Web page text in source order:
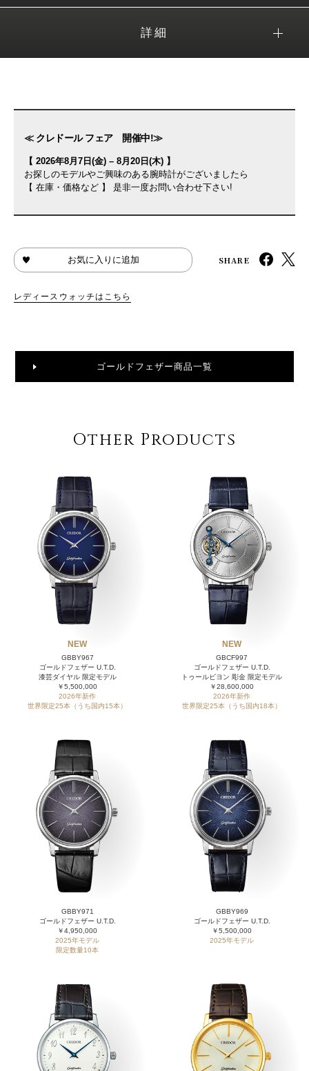
詳細
≪ クレドール フェア 開催中!≫
【 2026年8月7日(金) – 8月20日(木) 】
お探しのモデルやご興味のある腕時計がございましたら
【 在庫・価格など 】 是非一度お問い合わせ下さい!
お気に入りに追加 SHARE
レディースウォッチはこちら
ゴールドフェザー商品一覧
Other Products
NEW
GBBY967
ゴールドフェザー U.T.D.
漆芸ダイヤル 限定モデル
￥5,500,000
2026年新作
世界限定25本（うち国内15本）
NEW
GBCF997
ゴールドフェザー U.T.D.
トゥールビヨン 彫金 限定モデル
￥28,600,000
2026年新作
世界限定25本（うち国内18本）
GBBY971
ゴールドフェザー U.T.D.
￥4,950,000
2025年モデル
限定数量10本
GBBY969
ゴールドフェザー U.T.D.
￥5,500,000
2025年モデル